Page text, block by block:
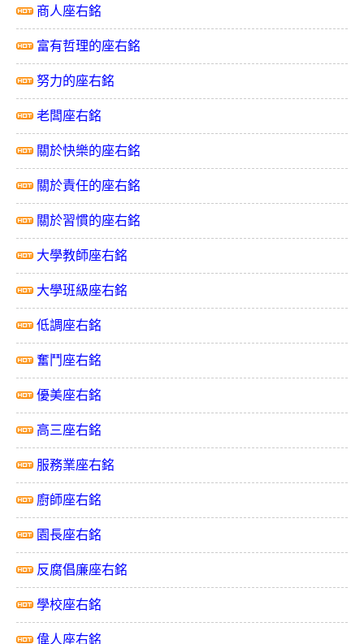
商人座右銘
富有哲理的座右銘
努力的座右銘
老闆座右銘
關於快樂的座右銘
關於責任的座右銘
關於習慣的座右銘
大學教師座右銘
大學班級座右銘
低調座右銘
奮鬥座右銘
優美座右銘
高三座右銘
服務業座右銘
廚師座右銘
園長座右銘
反腐倡廉座右銘
學校座右銘
偉人座右銘